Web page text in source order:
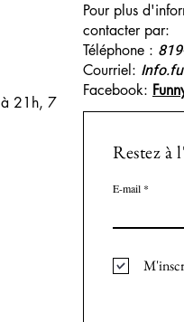
à 21h, 7
Pour plus
contacter par:
Téléphone :
Courriel:
Facebook:
Restez à
E-mail